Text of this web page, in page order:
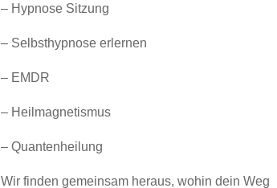
– Hypnose Sitzung
– Selbsthypnose erlernen
– EMDR
– Heilmagnetismus
– Quantenheilung
Wir finden gemeinsam heraus, wohin dein Weg